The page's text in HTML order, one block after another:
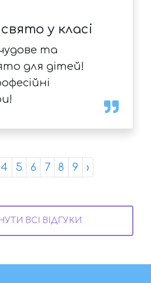
у класі
та
для дітей!
4 5 6 7 8 9 ›
ВСІ ВІДГУКИ